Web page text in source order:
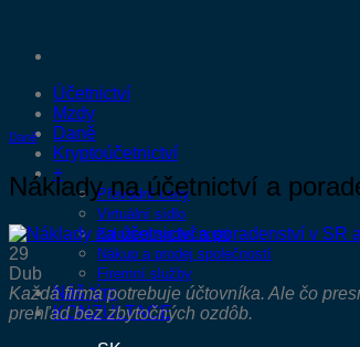
obsah
Účetnictví
Mzdy
Daně
Kryptoúčetnictví
+
Převodní ceny
Virtuální sídlo
Založení společnosti
Nákup a prodej společností
Firemní služby
Náš tým
KONZULTACE
Daně
Náklady na účetnictví a
29
Dub
Každá firma potrebuje účtovníka. Ale čo
prehľad bez zbytočných ozdôb.